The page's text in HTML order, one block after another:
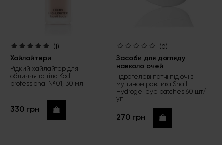
(1)
Хайлайтери
Рідкий хайлайтер для
обличчя та тіла Kodi
professional № 01, 30 мл
330 грн Купити
(0)
Засоби для догляду
навколо очей
Гідрогелеві патчі під очі з
муцином равлика Snail
Hydrogel eye patches 60 шт/
уп
270 грн Купити